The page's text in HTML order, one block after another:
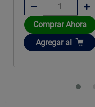
Comprar Ahora
Añadir
Agregar al